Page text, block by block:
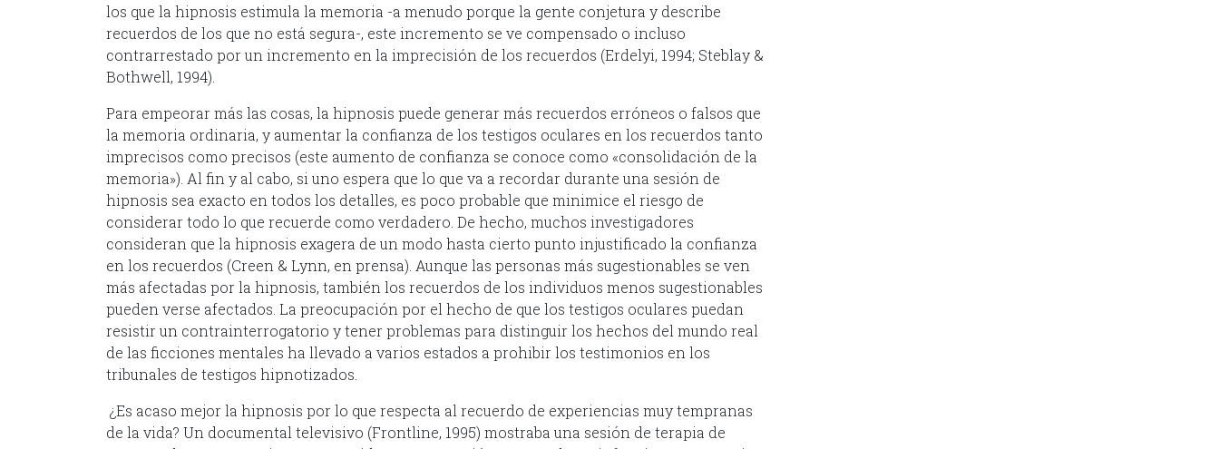
los que la hipnosis estimula la memoria -a menudo porque la gente conjetura y describe
recuerdos de los que no está segura-, este incremento se ve compensado o incluso
contrarrestado por un incremento en la imprecisión de los recuerdos (Erdelyi, 1994; Steblay &
Bothwell, 1994).
Para empeorar más las cosas, la hipnosis puede generar más recuerdos erróneos o falsos que
la memoria ordinaria, y aumentar la confianza de los testigos oculares en los recuerdos tanto
imprecisos como precisos (este aumento de confianza se conoce como «consolidación de la
memoria»). Al fin y al cabo, si uno espera que lo que va a recordar durante una sesión de
hipnosis sea exacto en todos los detalles, es poco probable que minimice el riesgo de
considerar todo lo que recuerde como verdadero. De hecho, muchos investigadores
consideran que la hipnosis exagera de un modo hasta cierto punto injustificado la confianza
en los recuerdos (Creen & Lynn, en prensa). Aunque las personas más sugestionables se ven
más afectadas por la hipnosis, también los recuerdos de los individuos menos sugestionables
pueden verse afectados. La preocupación por el hecho de que los testigos oculares puedan
resistir un contrainterrogatorio y tener problemas para distinguir los hechos del mundo real
de las ficciones mentales ha llevado a varios estados a prohibir los testimonios en los
tribunales de testigos hipnotizados.
¿Es acaso mejor la hipnosis por lo que respecta al recuerdo de experiencias muy tempranas
de la vida? Un documental televisivo (Frontline, 1995) mostraba una sesión de terapia de